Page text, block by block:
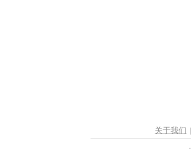
关于我们 |